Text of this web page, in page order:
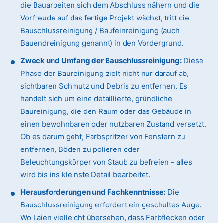
die Bauarbeiten sich dem Abschluss nähern und die
Vorfreude auf das fertige Projekt wächst, tritt die
Bauschlussreinigung / Baufeinreinigung (auch
Bauendreinigung genannt) in den Vordergrund.
Zweck und Umfang der Bauschlussreinigung: Diese
Phase der Baureinigung zielt nicht nur darauf ab,
sichtbaren Schmutz und Debris zu entfernen. Es
handelt sich um eine detaillierte, gründliche
Baureinigung, die den Raum oder das Gebäude in
einen bewohnbaren oder nutzbaren Zustand versetzt.
Ob es darum geht, Farbspritzer von Fenstern zu
entfernen, Böden zu polieren oder
Beleuchtungskörper von Staub zu befreien - alles
wird bis ins kleinste Detail bearbeitet.
Herausforderungen und Fachkenntnisse: Die
Bauschlussreinigung erfordert ein geschultes Auge.
Wo Laien vielleicht übersehen, dass Farbflecken oder